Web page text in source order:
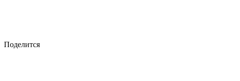
Поделится